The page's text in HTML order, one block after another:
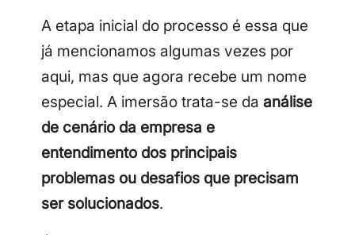
A etapa inicial do processo é essa que
já mencionamos algumas vezes por
aqui, mas que agora recebe um nome
especial. A imersão trata-se da análise
de cenário da empresa e
entendimento dos principais
problemas ou desafios que precisam
ser solucionados.